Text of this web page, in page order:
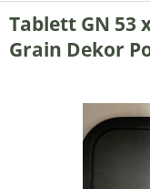
Tablett GN 53
Grain Dekor